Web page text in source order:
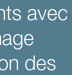
avec
des